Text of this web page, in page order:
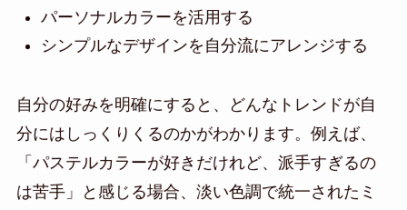
パーソナルカラーを活用する
シンプルなデザインを自分流にアレンジする
自分の好みを明確にすると、どんなトレンドが自
分にはしっくりくるのかがわかります。例えば、
「パステルカラーが好きだけれど、派手すぎるの
は苦手」と感じる場合、淡い色調で統一されたミ